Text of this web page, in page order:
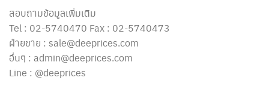
สอบถามข้อมูลเพิ่มเติม
Tel : 02-5740470 Fax : 02-5740473
ฝ่ายขาย : sale@deeprices.com
อื่นๆ : admin@deeprices.com
Line : @deeprices